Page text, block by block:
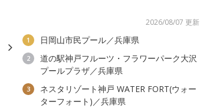
2026/08/07 更新
1 日岡山市民プール／兵庫県
2
道の駅神戸フルーツ・フラワーパーク大沢
プールプラザ／兵庫県
3
ネスタリゾート神戸 WATER FORT(ウォー
ターフォート)／兵庫県